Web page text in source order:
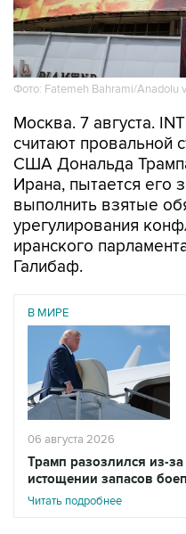
Фото: Fatemeh Bahrami/Anadolu
Москва. 7 августа.
считают провальной
США Дональда
Ирана, пытается его
выполнить взятые
урегулирования
иранского
Галибаф.
В МИРЕ
06 августа 2026
Трамп разозлился из-
истощении запасов
Читать подробнее